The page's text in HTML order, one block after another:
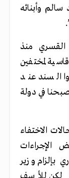
وأبنائه
القسري منذ
لمختفين
السند عند
في دولة
الاختفاء
الإجراءات
بإلزام وزير